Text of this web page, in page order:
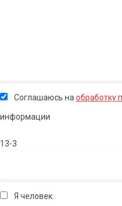
Соглашаюсь на обработку
информации
13-3
Я человек